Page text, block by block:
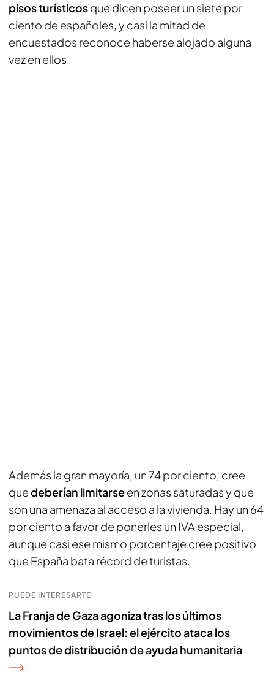
pisos turísticosque dicen poseer un siete por
ciento de españoles, y casi la mitad de
encuestados reconoce haberse alojado alguna
vez en ellos.
Además la gran mayoría, un 74 por ciento, cree
quedeberían limitarseen zonas saturadas y que
son una amenaza al acceso a la vivienda. Hay un 64
por ciento a favor de ponerles un IVA especial,
aunque casi ese mismo porcentaje cree positivo
que España bata récord de turistas.
PUEDE INTERESARTE
La Franja de Gaza agoniza tras los últimos
movimientos de Israel: el ejército ataca los
puntos de distribución de ayuda humanitaria